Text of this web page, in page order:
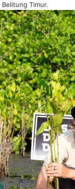
Timur.